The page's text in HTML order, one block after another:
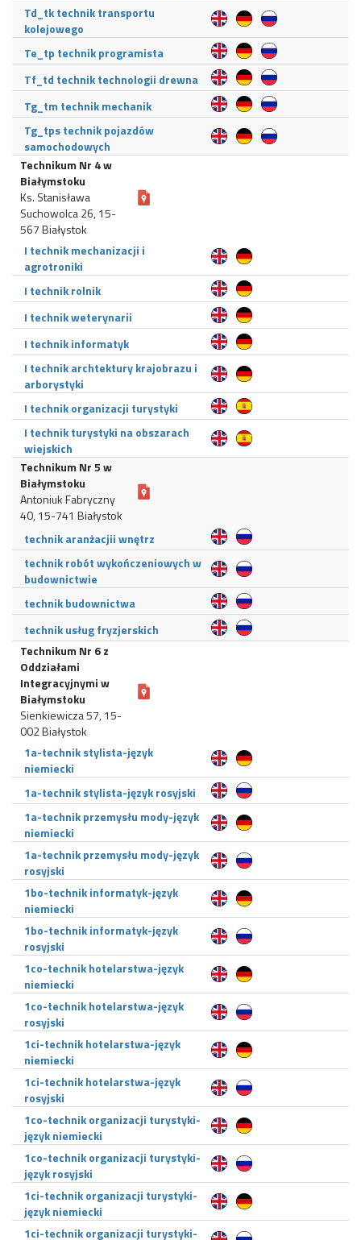
Td_tk technik transportu
kolejowego
Te_tp technik programista
Tf_td technik technologii drewna
Tg_tm technik mechanik
Tg_tps technik pojazdów
samochodowych
Technikum Nr 4 w
Białymstoku
Ks. Stanisława
Suchowolca 26, 15-
567 Białystok
I technik mechanizacji i
agrotroniki
I technik rolnik
I technik weterynarii
I technik informatyk
I technik archtektury krajobrazu i
arborystyki
I technik organizacji turystyki
I technik turystyki na obszarach
wiejskich
Technikum Nr 5 w
Białymstoku
Antoniuk Fabryczny
40, 15-741 Białystok
technik aranżacjii wnętrz
technik robót wykończeniowych w
budownictwie
technik budownictwa
technik usług fryzjerskich
Technikum Nr 6 z
Oddziałami
Integracyjnymi w
Białymstoku
Sienkiewicza 57, 15-
002 Białystok
1a-technik stylista-język
niemiecki
1a-technik stylista-język rosyjski
1a-technik przemysłu mody-język
niemiecki
1a-technik przemysłu mody-język
rosyjski
1bo-technik informatyk-język
niemiecki
1bo-technik informatyk-język
rosyjski
1co-technik hotelarstwa-język
niemiecki
1co-technik hotelarstwa-język
rosyjski
1ci-technik hotelarstwa-język
niemiecki
1ci-technik hotelarstwa-język
rosyjski
1co-technik organizacji turystyki-
język niemiecki
1co-technik organizacji turystyki-
język rosyjski
1ci-technik organizacji turystyki-
język niemiecki
1ci-technik organizacji turystyki-